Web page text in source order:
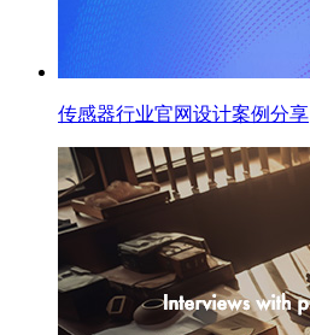
传感器行业官网设计案例分享